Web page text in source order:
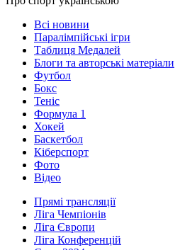
Всі новини
Паралімпійські ігри
Таблиця Медалей
Блоги та авторські матеріали
Футбол
Бокс
Теніс
Формула 1
Хокей
Баскетбол
Кіберспорт
Фото
Відео
Прямі трансляції
Ліга Чемпіонів
Ліга Європи
Ліга Конференцій